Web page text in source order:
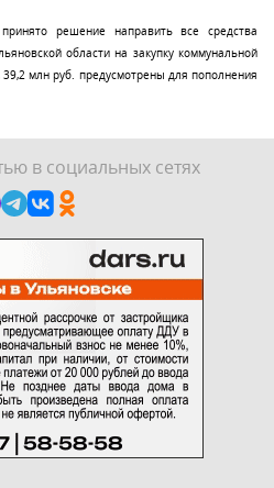
решение направить все средства
области на закупку коммунальной
млн руб. предусмотрены для пополнения
в социальных сетях